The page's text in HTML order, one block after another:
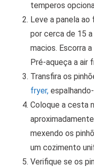
temperos
Leve a panela
por cerca de 15
macios. Escorra a
Pré-aqueça a air
Transfira os
fryer,
Coloque a cesta
mexendo os
um cozimento
Verifique se os